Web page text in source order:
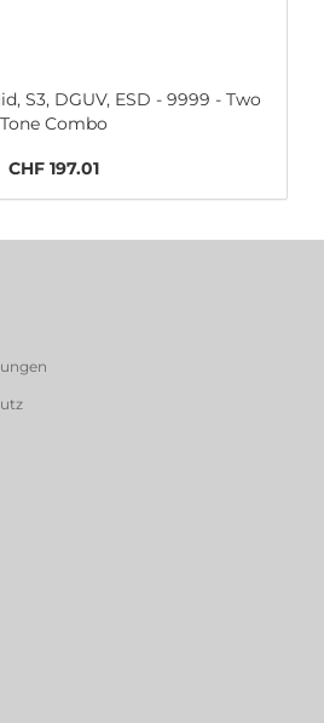
S3, DGUV, ESD - 9999 - Two
Tone Combo
CHF 197.01